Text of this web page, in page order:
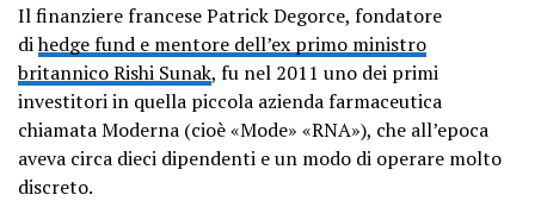
Il finanziere francese Patrick Degorce, fondatore
dihedge fund e mentore dell’ex primo ministro
britannico Rishi Sunak, fu nel 2011 uno dei primi
investitori in quella piccola azienda farmaceutica
chiamata Moderna (cioè «Mode» «RNA»), che all’epoca
aveva circa dieci dipendenti e un modo di operare molto
discreto.